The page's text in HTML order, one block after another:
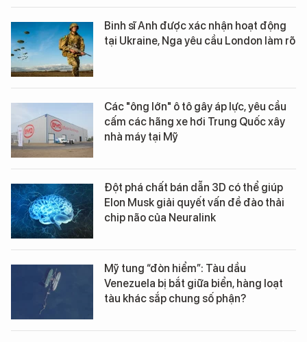
Binh sĩ Anh được xác nhận hoạt động
tại Ukraine, Nga yêu cầu London làm rõ
Các "ông lớn" ô tô gây áp lực, yêu cầu
cấm các hãng xe hơi Trung Quốc xây
nhà máy tại Mỹ
Đột phá chất bán dẫn 3D có thể giúp
Elon Musk giải quyết vấn đề đào thải
chip não của Neuralink
Mỹ tung “đòn hiểm”: Tàu dầu
Venezuela bị bắt giữa biển, hàng loạt
tàu khác sắp chung số phận?